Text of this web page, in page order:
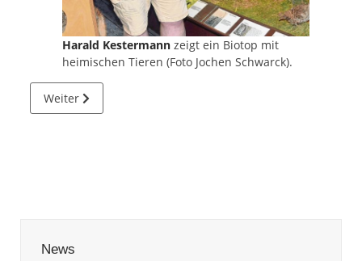
Harald Kestermann zeigt ein Biotop mit
heimischen Tieren (Foto Jochen Schwarck).
Nächster Beitrag: Förderverein steigt in Naturmuseum ein
Weiter
News